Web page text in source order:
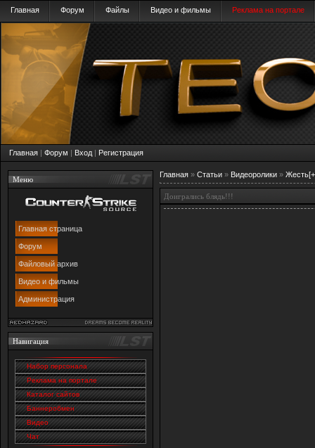
Главная Форум Файлы Видео и фильмы Реклама на портале
Главная | Форум | Вход | Регистрация
Меню
Главная страница
Форум
Файловый архив
Видео и фильмы
Администрация
Навигация
Набор персонала
Реклама на портале
Каталог сайтов
Баннеробмен
Видео
Чат
Главная » Статьи » Видеоролики »
Доигрались блядь!!!